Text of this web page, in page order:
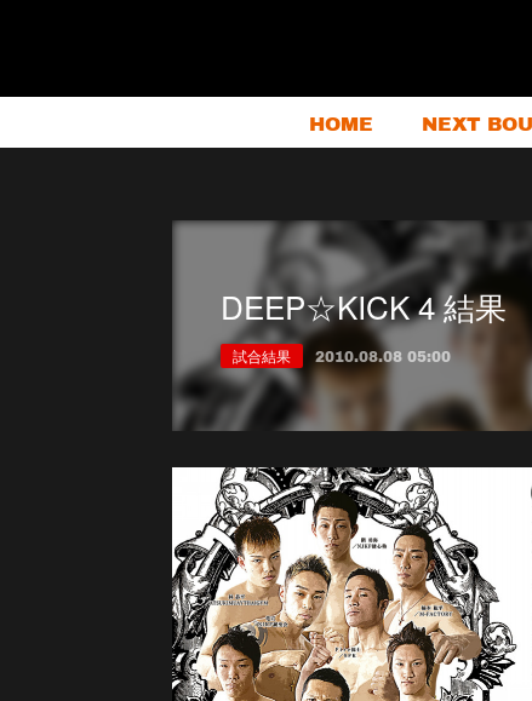
HOME NEXT
DEEP☆KICK 4 結果
試合結果 2010.08.08 05:00